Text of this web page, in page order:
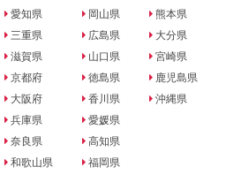
愛知県
三重県
滋賀県
京都府
大阪府
兵庫県
奈良県
和歌山県
岡山県
広島県
山口県
徳島県
香川県
愛媛県
高知県
福岡県
熊本県
大分県
宮崎県
鹿児島県
沖縄県